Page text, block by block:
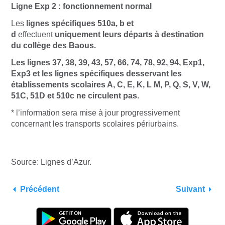
Ligne Exp 2 : fonctionnement normal
Les lignes spécifiques 510a, b et
d effectuentuniquement leurs départs à destination
du collège des Baous.
Les lignes 37, 38, 39, 43, 57, 66, 74, 78, 92, 94, Exp1,
Exp3 et les lignes spécifiques desservant les
établissements scolaires A, C, E, K, L M, P, Q, S, V, W,
51C, 51D et 510c ne circulent pas.
* l’information sera mise à jour progressivement
concernant les transports scolaires périurbains.
Source: Lignes d’Azur.
Précédent Suivant